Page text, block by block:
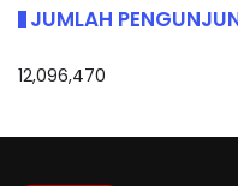
JUMLAH
12,096,470